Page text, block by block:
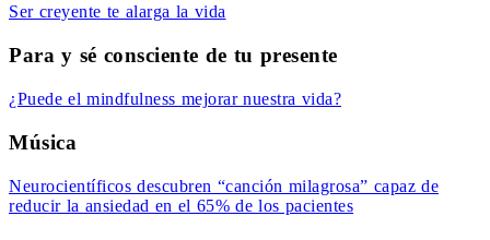
Ser creyente te alarga la vida
Para y sé consciente de tu presente
¿Puede el mindfulness mejorar nuestra vida?
Música
Neurocientíficos descubren “canción milagrosa” capaz de
reducir la ansiedad en el 65% de los pacientes